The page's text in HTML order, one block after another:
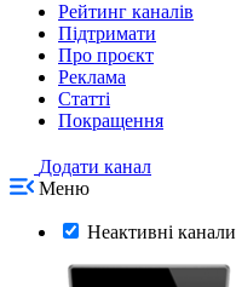
Рейтинг каналів
Підтримати
Про проєкт
Реклама
Статті
Покращення
Додати канал
Меню
Неактивні канали